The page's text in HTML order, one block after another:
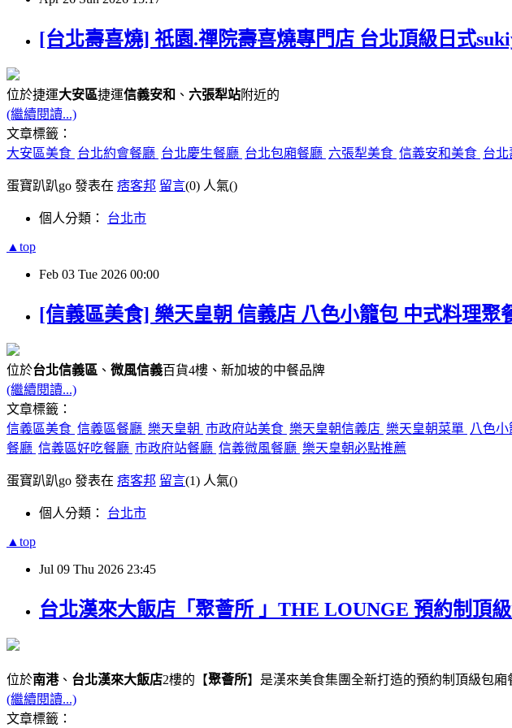
[台北壽喜燒] 祇園.禪院壽喜燒專門店 台北頂級日式
位於捷運大安區捷運信義安和 、 六張犁站附近的
(繼續閱讀...)
文章標籤：
大安區美食 台北約會餐廳 台北慶生餐廳 台北包廂餐廳 六張犁美食 信義安和美食 台北
蛋寶趴趴go 發表在 痞客邦 留言(0) 人氣()
個人分類： 台北市
▲top
Feb 03 Tue 2026 00:00
[信義區美食] 樂天皇朝 信義店 八色小籠包 中式料理聚
位於台北信義區 、 微風信義百貨4樓、新加坡的中餐品牌
(繼續閱讀...)
文章標籤：
信義區美食 信義區餐廳 樂天皇朝 市政府站美食 樂天皇朝信義店 樂天皇朝菜單 八色小
餐廳 信義區好吃餐廳 市政府站餐廳 信義微風餐廳 樂天皇朝必點推薦
蛋寶趴趴go 發表在 痞客邦 留言(1) 人氣()
個人分類： 台北市
▲top
Jul 09 Thu 2026 23:45
台北漢來大飯店「聚薈所 」THE LOUNGE 預約制頂
位於南港、 台北漢來大飯店2樓的【聚薈所】是漢來美食集團全新打造的預約制頂級包廂
(繼續閱讀...)
文章標籤：